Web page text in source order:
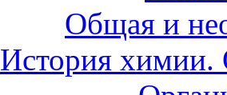
Общая и
История